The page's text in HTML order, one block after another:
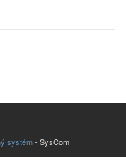
systém- SysCom